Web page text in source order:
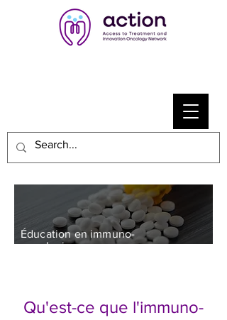
Éducation en immuno-
oncologie
Qu'est-ce que l'immuno-